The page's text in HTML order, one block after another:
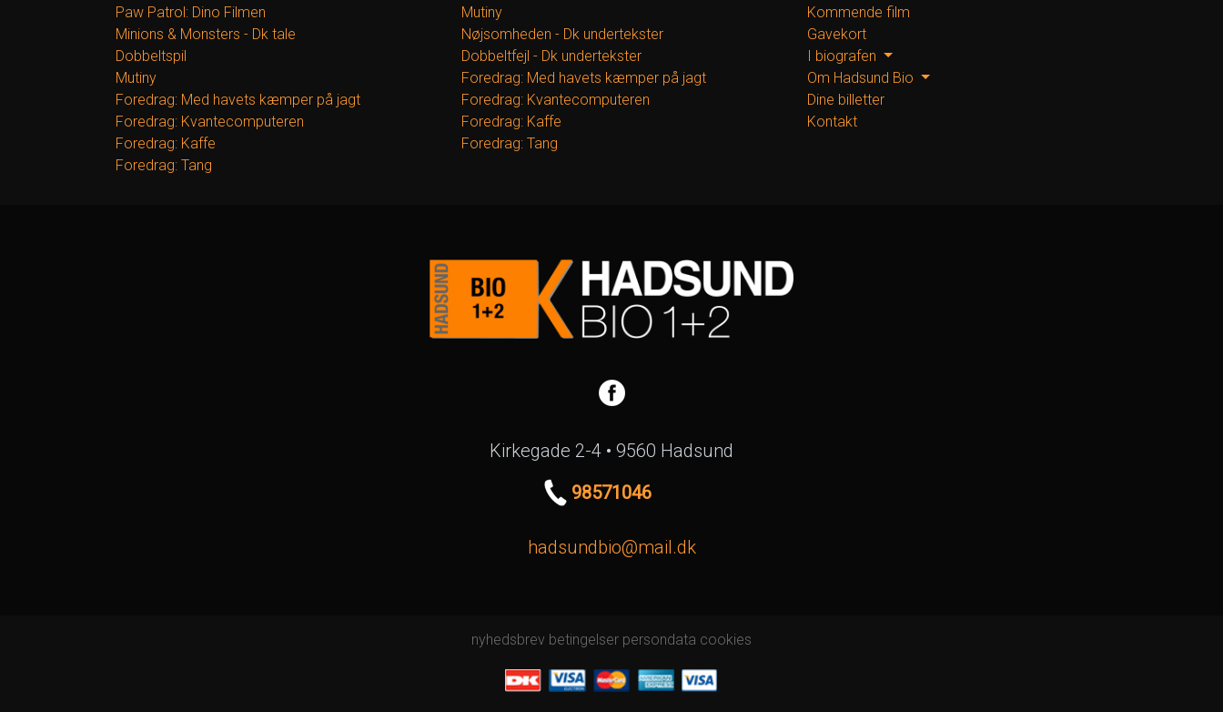
Paw Patrol: Dino Filmen
Minions & Monsters - Dk tale
Dobbeltspil
Mutiny
Foredrag: Med havets kæmper på jagt
Foredrag: Kvantecomputeren
Foredrag: Kaffe
Foredrag: Tang
Mutiny
Nøjsomheden - Dk undertekster
Dobbeltfejl - Dk undertekster
Foredrag: Med havets kæmper på jagt
Foredrag: Kvantecomputeren
Foredrag: Kaffe
Foredrag: Tang
Kommende film
Gavekort
I biografen
Om Hadsund Bio
Dine billetter
Kontakt
Kirkegade 2-4 • 9560 Hadsund
98571046
hadsundbio@mail.dk
nyhedsbrev betingelser persondata cookies